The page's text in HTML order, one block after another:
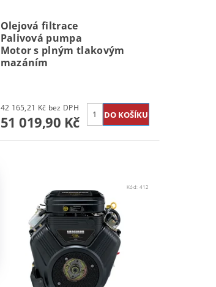
Olejová filtrace
Palivová pumpa
Motor s plným tlakovým
mazáním
42 165,21 Kč bez DPH
51 019,90 Kč
Kód: 412